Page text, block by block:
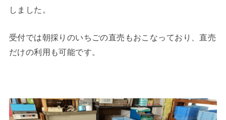
しました。
受付では朝採りのいちごの直売もおこなっており、直売
だけの利用も可能です。